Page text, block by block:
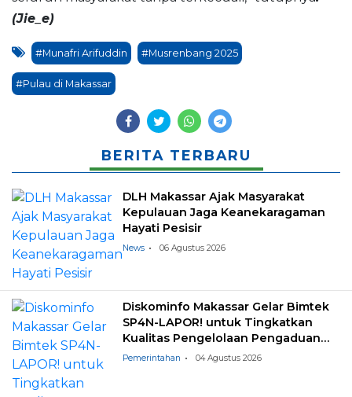
(Jie_e)
#Munafri Arifuddin #Musrenbang 2025
#Pulau di Makassar
BERITA TERBARU
DLH Makassar Ajak Masyarakat
Kepulauan Jaga Keanekaragaman
Hayati Pesisir
News 06 Agustus 2026
Diskominfo Makassar Gelar Bimtek
SP4N-LAPOR! untuk Tingkatkan
Kualitas Pengelolaan Pengaduan
Masyarakat
Pemerintahan 04 Agustus 2026